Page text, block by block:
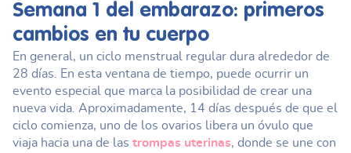
Semana 1 del embarazo: primeros
cambios en tu cuerpo
En general, un ciclo menstrual regular dura alrededor de
28 días. En esta ventana de tiempo, puede ocurrir un
evento especial que marca la posibilidad de crear una
nueva vida. Aproximadamente, 14 días después de que el
ciclo comienza, uno de los ovarios libera un óvulo que
viaja hacia una de las trompas uterinas, donde se une con